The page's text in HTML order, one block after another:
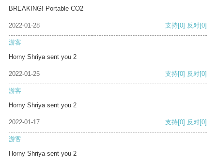
BREAKING! Portable CO2
2022-01-28 支持[0] 反对[0]
游客
Horny Shriya sent you 2
2022-01-25 支持[0] 反对[0]
游客
Horny Shriya sent you 2
2022-01-17 支持[0] 反对[0]
游客
Horny Shriya sent you 2